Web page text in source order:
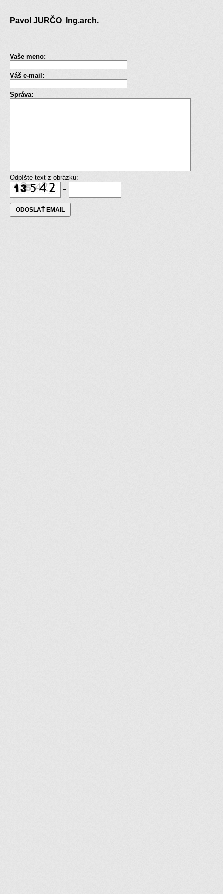
Pavol JURČO Ing.arch.
Vaše meno:
Váš e-mail:
Správa:
Odpíšte text z obrázku:
=